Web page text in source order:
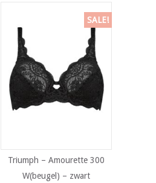
SALE!
Triumph – Amourette 300
W(beugel) – zwart